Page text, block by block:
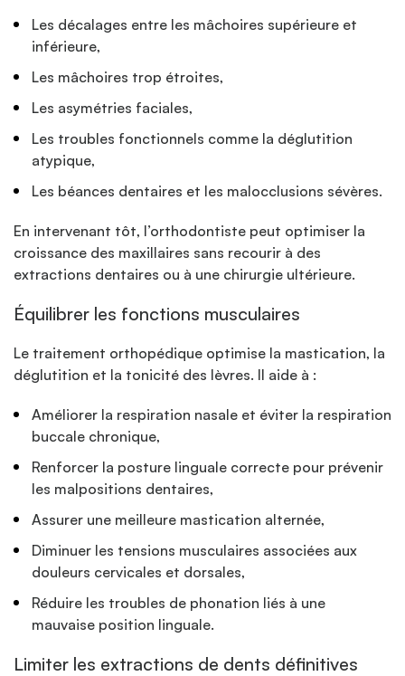
Les décalages entre les mâchoires supérieure et
inférieure,
Les mâchoires trop étroites,
Les asymétries faciales,
Les troubles fonctionnels comme la déglutition
atypique,
Les béances dentaires et les malocclusions sévères.
En intervenant tôt, l’orthodontiste peut optimiser la
croissance des maxillaires sans recourir à des
extractions dentaires ou à une chirurgie ultérieure.
Équilibrer les fonctions musculaires
Le traitement orthopédique optimise la mastication, la
déglutition et la tonicité des lèvres. Il aide à :
Améliorer la respiration nasale et éviter la respiration
buccale chronique,
Renforcer la posture linguale correcte pour prévenir
les malpositions dentaires,
Assurer une meilleure mastication alternée,
Diminuer les tensions musculaires associées aux
douleurs cervicales et dorsales,
Réduire les troubles de phonation liés à une
mauvaise position linguale.
Limiter les extractions de dents définitives